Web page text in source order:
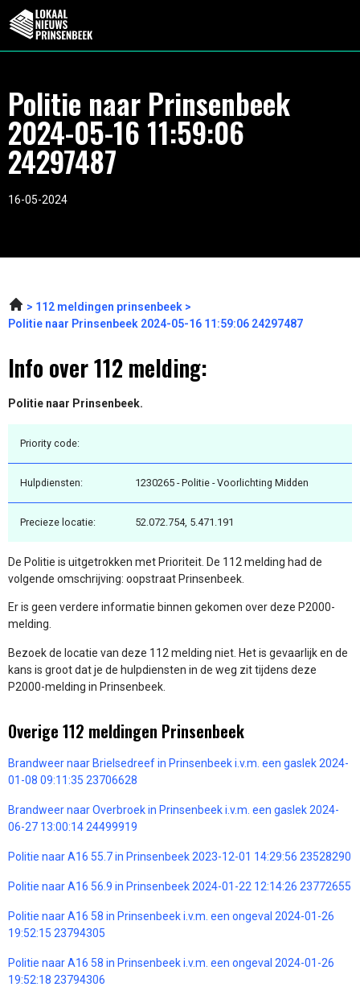
Politie naar Prinsenbeek
2024-05-16 11:59:06
24297487
16-05-2024
112 meldingen prinsenbeek
Politie naar Prinsenbeek 2024-05-16 11:59:06 24297487
Info over 112 melding:
Politie naar Prinsenbeek.
Priority code:
Hulpdiensten: 1230265 - Politie - Voorlichting Midden
Precieze locatie: 52.072.754, 5.471.191
De Politie is uitgetrokken met Prioriteit. De 112 melding had de
volgende omschrijving: oopstraat Prinsenbeek.
Er is geen verdere informatie binnen gekomen over deze P2000-
melding.
Bezoek de locatie van deze 112 melding niet. Het is gevaarlijk en de
kans is groot dat je de hulpdiensten in de weg zit tijdens deze
P2000-melding in Prinsenbeek.
Overige 112 meldingen Prinsenbeek
Brandweer naar Brielsedreef in Prinsenbeek i.v.m. een gaslek 2024-
01-08 09:11:35 23706628
Brandweer naar Overbroek in Prinsenbeek i.v.m. een gaslek 2024-
06-27 13:00:14 24499919
Politie naar A16 55.7 in Prinsenbeek 2023-12-01 14:29:56 23528290
Politie naar A16 56.9 in Prinsenbeek 2024-01-22 12:14:26 23772655
Politie naar A16 58 in Prinsenbeek i.v.m. een ongeval 2024-01-26
19:52:15 23794305
Politie naar A16 58 in Prinsenbeek i.v.m. een ongeval 2024-01-26
19:52:18 23794306